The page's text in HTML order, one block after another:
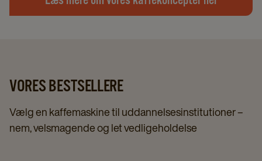
VORES BESTSELLERE
Vælg en kaffemaskine til uddannelsesinstitutioner –
nem, velsmagende og let vedligeholdelse